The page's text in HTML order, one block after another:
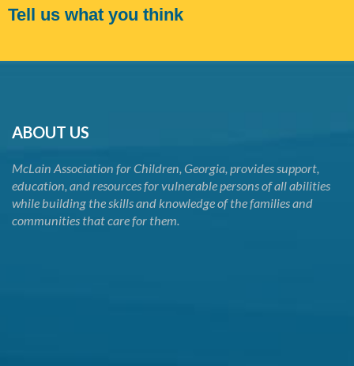
Tell us what you think
ABOUT US
McLain Association for Children, Georgia, provides support,
education, and resources for vulnerable persons of all abilities
while building the skills and knowledge of the families and
communities that care for them.